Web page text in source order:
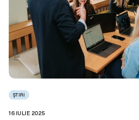
ȘTIRI
16 IULIE 2025